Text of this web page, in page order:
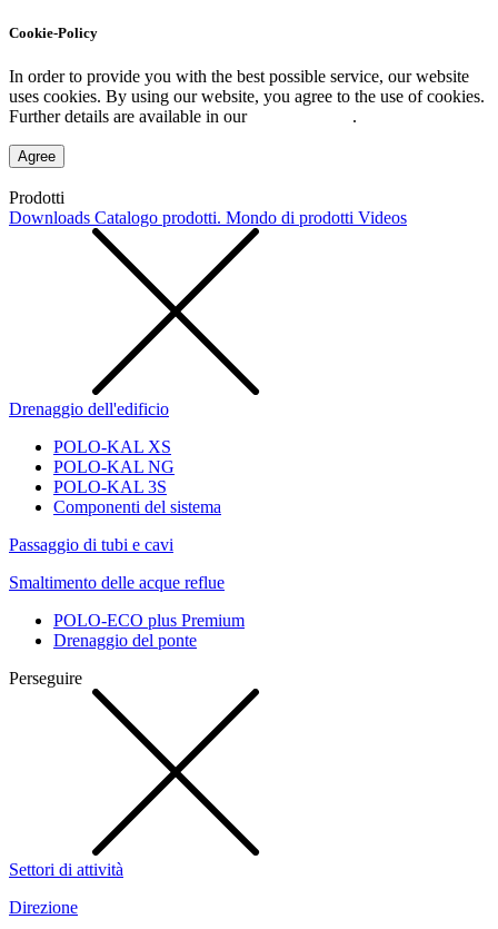
Cookie-Policy
In order to provide you with the best possible service, our website
uses cookies. By using our website, you agree to the use of cookies.
Further details are available in our
.
Agree
Prodotti
Downloads Catalogo prodotti. Mondo di prodotti Videos
Drenaggio dell'edificio
POLO-KAL XS
POLO-KAL NG
POLO-KAL 3S
Componenti del sistema
Passaggio di tubi e cavi
Smaltimento delle acque reflue
POLO-ECO plus Premium
Drenaggio del ponte
Perseguire
Settori di attività
Direzione